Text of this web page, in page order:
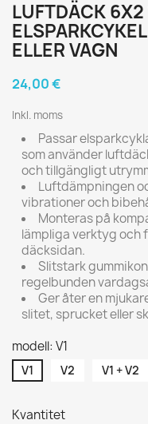
LUFTDÄCK
ELLER VAGN
24,00 €
Inkl. moms
Passar
som använder
och tillgängligt
Luftdämpningen
vibrationer och
Monteras på
lämpliga verktyg och
däcksidan.
Slitstark
regelbunden
Ger åter en
slitet, sprucket eller
modell: V1
V1 V2 V1 + V2
Kvantitet